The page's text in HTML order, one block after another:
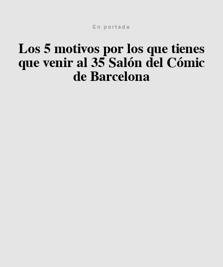
En portada
Los 5 motivos por los que tienes
que venir al 35 Salón del Cómic
de Barcelona